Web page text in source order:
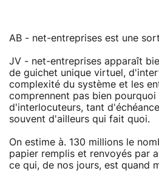
AB - net-entreprises est une
JV - net-entreprises apparaît
de guichet unique virtuel,
complexité du système et les
comprennent pas bien
d'interlocuteurs, tant
souvent d'ailleurs qui fait quoi.
On estime à. 130 millions le
papier remplis et renvoyés par
ce qui, de nos jours, est quand